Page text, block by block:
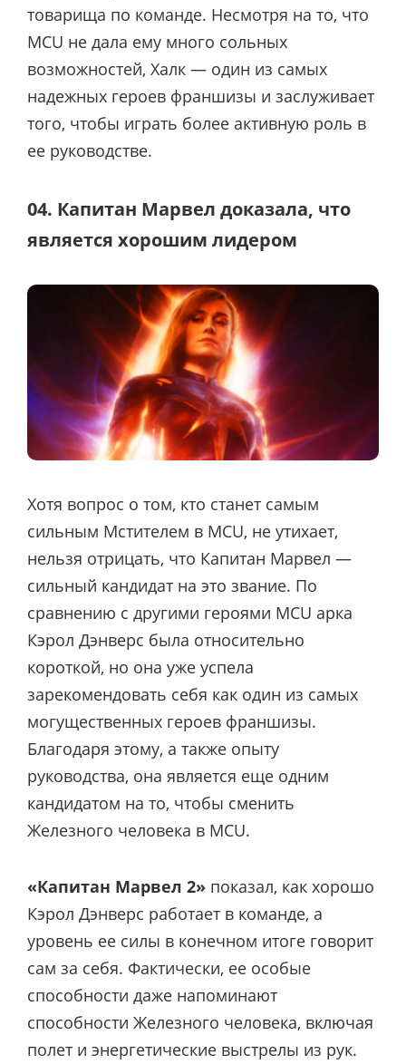
товарища по команде. Несмотря на то, что
MCU не дала ему много сольных
возможностей, Халк — один из самых
надежных героев франшизы и заслуживает
того, чтобы играть более активную роль в
ее руководстве.
04. Капитан Марвел доказала, что
является хорошим лидером
Хотя вопрос о том, кто станет самым
сильным Мстителем в MCU, не утихает,
нельзя отрицать, что Капитан Марвел —
сильный кандидат на это звание. По
сравнению с другими героями MCU арка
Кэрол Дэнверс была относительно
короткой, но она уже успела
зарекомендовать себя как один из самых
могущественных героев франшизы.
Благодаря этому, а также опыту
руководства, она является еще одним
кандидатом на то, чтобы сменить
Железного человека в MCU.
«Капитан Марвел 2» показал, как хорошо
Кэрол Дэнверс работает в команде, а
уровень ее силы в конечном итоге говорит
сам за себя. Фактически, ее особые
способности даже напоминают
способности Железного человека, включая
полет и энергетические выстрелы из рук.